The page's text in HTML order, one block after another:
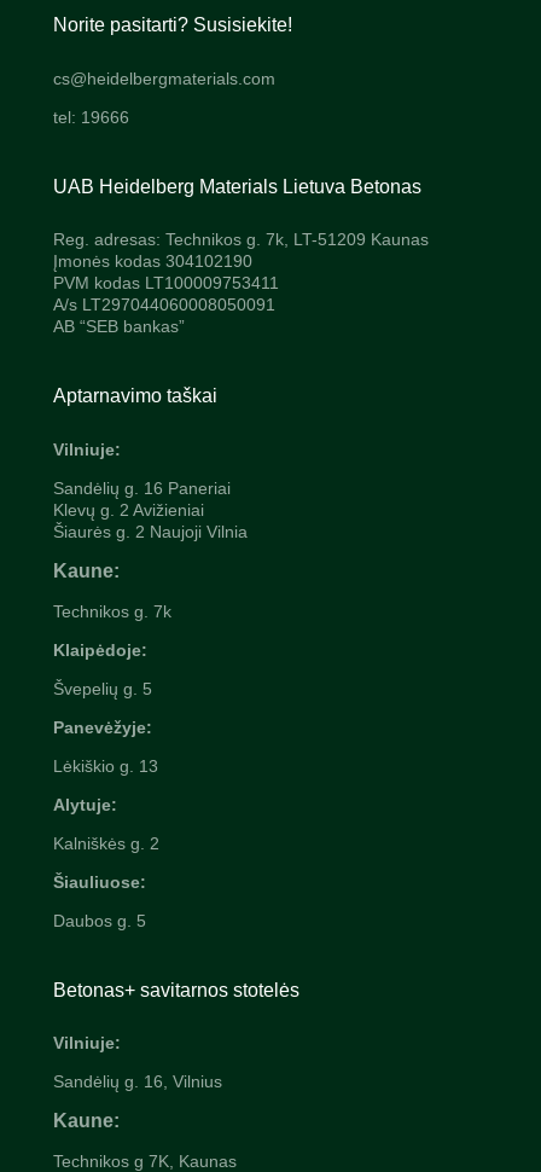
Norite pasitarti? Susisiekite!
cs@heidelbergmaterials.com
tel: 19666
UAB Heidelberg Materials Lietuva Betonas
Reg. adresas: Technikos g. 7k, LT-51209 Kaunas
Įmonės kodas 304102190
PVM kodas LT100009753411
A/s LT297044060008050091
AB “SEB bankas”
Aptarnavimo taškai
Vilniuje:
Sandėlių g. 16 Paneriai
Klevų g. 2 Avižieniai
Šiaurės g. 2 Naujoji Vilnia
Kaune:
Technikos g. 7k
Klaipėdoje:
Švepelių g. 5
Panevėžyje:
Lėkiškio g. 13
Alytuje:
Kalniškės g. 2
Šiauliuose:
Daubos g. 5
Betonas+ savitarnos stotelės
Vilniuje:
Sandėlių g. 16, Vilnius
Kaune:
Technikos g 7K, Kaunas